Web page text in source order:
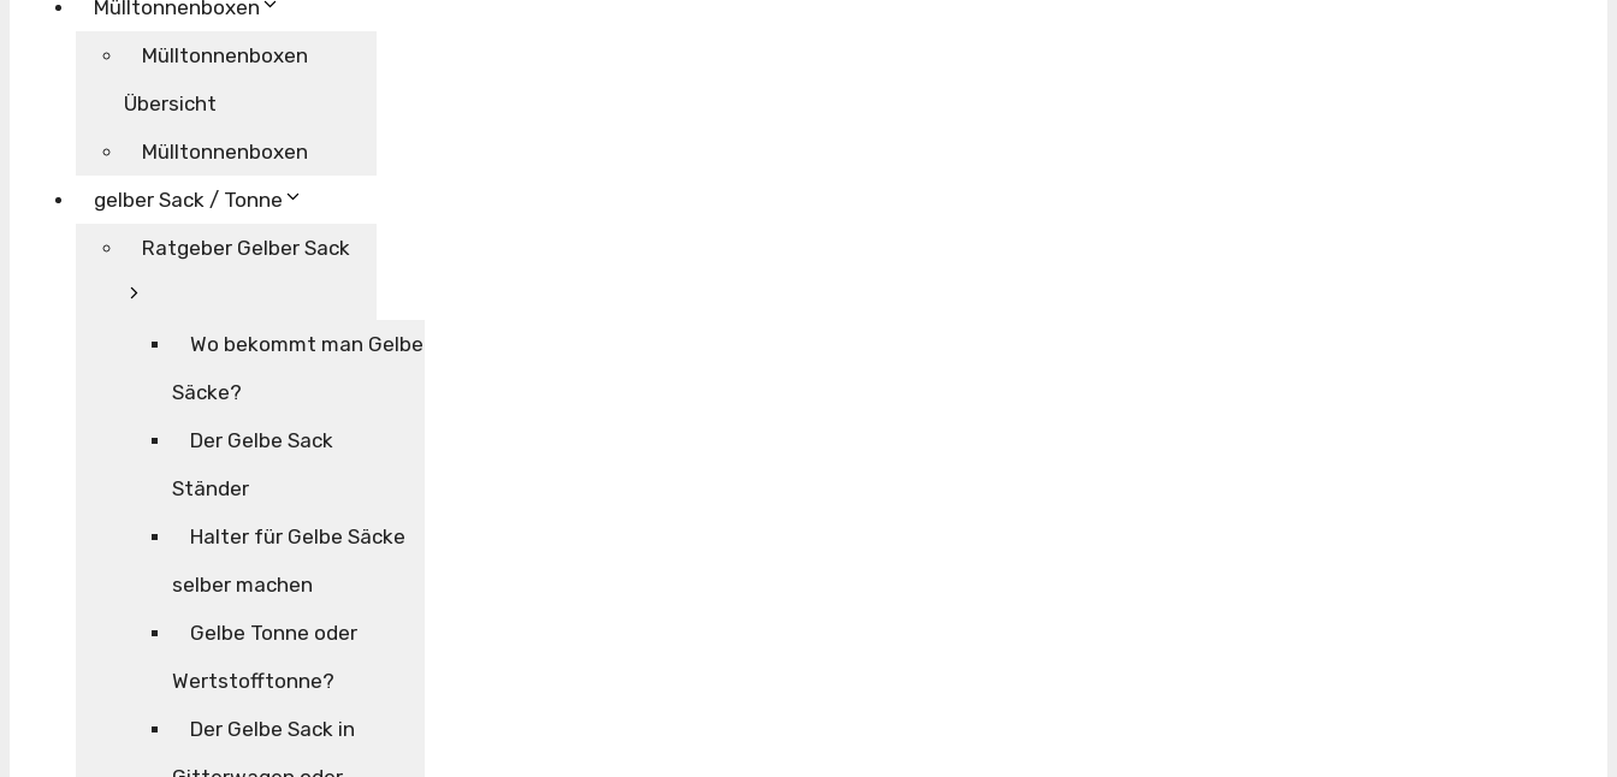
Mülltonnenboxen
Mülltonnenboxen
Übersicht
Mülltonnenboxen
gelber Sack / Tonne
Ratgeber Gelber Sack
Wo bekommt man Gelbe
Säcke?
Der Gelbe Sack
Ständer
Halter für Gelbe Säcke
selber machen
Gelbe Tonne oder
Wertstofftonne?
Der Gelbe Sack in